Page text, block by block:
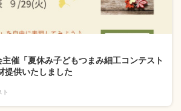
催「夏休み子どもつまみ細工コンテスト
提供いたしました
ト